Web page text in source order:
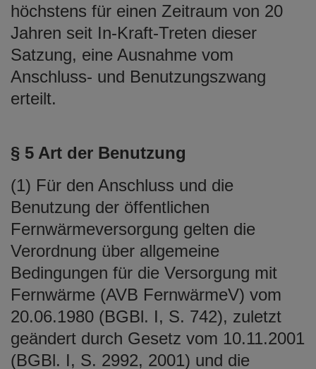
höchstens für einen Zeitraum von 20
Jahren seit In-Kraft-Treten dieser
Satzung, eine Ausnahme vom
Anschluss- und Benutzungszwang
erteilt.
§ 5 Art der Benutzung
(1) Für den Anschluss und die
Benutzung der öffentlichen
Fernwärmeversorgung gelten die
Verordnung über allgemeine
Bedingungen für die Versorgung mit
Fernwärme (AVB FernwärmeV) vom
20.06.1980 (BGBl. I, S. 742), zuletzt
geändert durch Gesetz vom 10.11.2001
(BGBl. I, S. 2992, 2001) und die